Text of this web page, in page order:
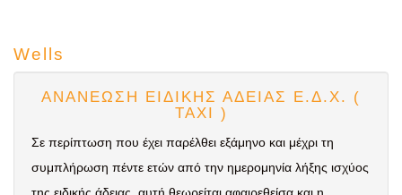
Wells
ΑΝΑΝΕΩΣΗ ΕΙΔΙΚΗΣ ΑΔΕΙΑΣ Ε.Δ.Χ. (
ΤΑΧΙ )
Σε περίπτωση που έχει παρέλθει εξάμηνο και μέχρι τη
συμπλήρωση πέντε ετών από την ημερομηνία λήξης ισχύος
της ειδικής άδειας, αυτή θεωρείται αφαιρεθείσα και η